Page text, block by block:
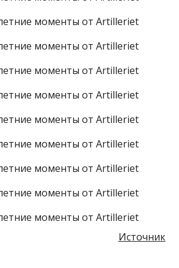
Источник